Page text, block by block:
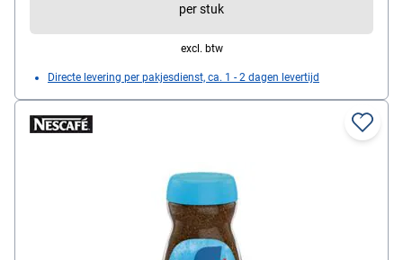
per stuk
excl. btw
Directe levering per pakjesdienst, ca. 1 - 2 dagen levertijd